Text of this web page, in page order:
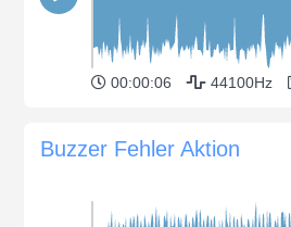
00:00:06 44100Hz
Buzzer Fehler Aktion